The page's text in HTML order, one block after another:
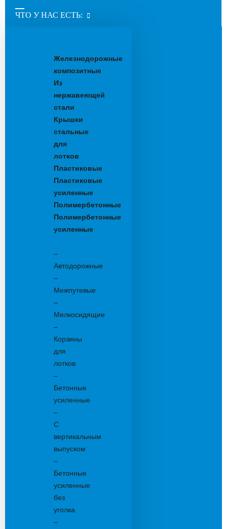
ЧТО У НАС ЕСТЬ:
Железнодорожные
композитные
Из
нержавеющей
стали
Крышки
стальные
для
лотков
Пластиковые
Пластиковые
усиленные
Полимербетонные
Полимербетонные
усиленные
–
Автодорожные
–
Межпутевые
–
Мелкосидящие
–
Корзины
для
лотков
–
Бетонные
усиленные
–
С
вертикальным
выпуском
–
Бетонные
усиленные
без
уголка
–